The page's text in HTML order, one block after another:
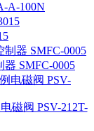
A-100N
SMFC-0005
磁阀 PSV-212T-